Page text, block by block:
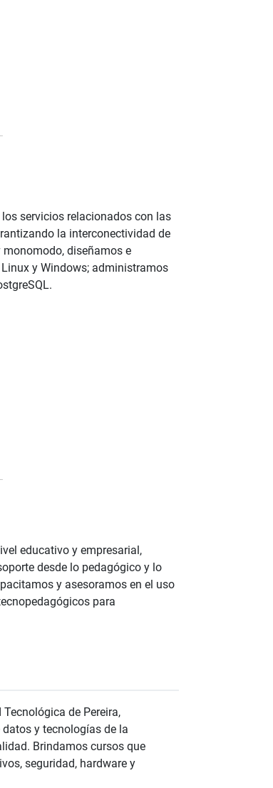
servicios relacionados con las
la interconectividad de
diseñamos e
y Windows; administramos
educativo y empresarial,
desde lo pedagógico y lo
y asesoramos en el uso
para
de Pereira,
y tecnologías de la
Brindamos cursos que
seguridad, hardware y